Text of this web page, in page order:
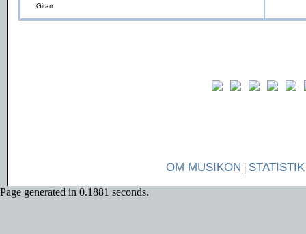
Gitarr
OM MUSIKON | STATISTIK
Page generated in 0.1881 seconds.